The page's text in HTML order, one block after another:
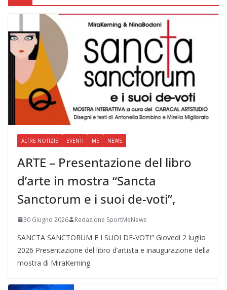
ALTRE NOTIZIE EVENTI ME NEWS
ARTE – Presentazione del libro
d’arte in mostra “Sancta
Sanctorum e i suoi de-voti”,
30 Giugno 2026 Redazione SportMeNews
SANCTA SANCTORUM E I SUOI DE-VOTI” Giovedì 2 luglio
2026 Presentazione del libro d’artista e inaugurazione della
mostra di MiraKerning